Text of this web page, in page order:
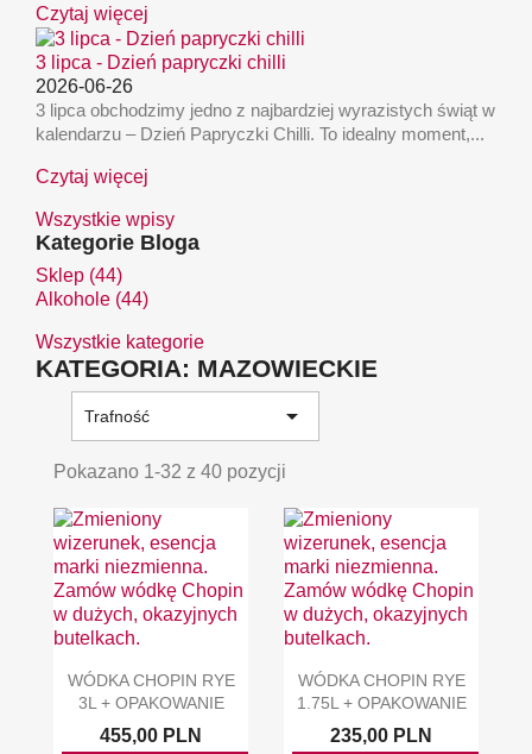
Czytaj więcej
3 lipca - Dzień papryczki chilli
2026-06-26
3 lipca obchodzimy jedno z najbardziej wyrazistych świąt w
kalendarzu – Dzień Papryczki Chilli. To idealny moment,...
Czytaj więcej
Wszystkie wpisy
Kategorie Bloga
Sklep (44)
Alkohole (44)
Wszystkie kategorie
KATEGORIA: MAZOWIECKIE
Trafność 
Pokazano 1-32 z 40 pozycji
WÓDKA CHOPIN RYE
3L + OPAKOWANIE
455,00 PLN
WÓDKA CHOPIN RYE
1.75L + OPAKOWANIE
235,00 PLN